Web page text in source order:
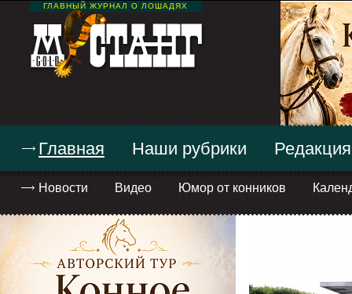
ГЛАВНЫЙ ЖУРНАЛ О ЛОШАДЯХ
Главная
Новости Видео Юмор от конников
Наши рубрики Редакция